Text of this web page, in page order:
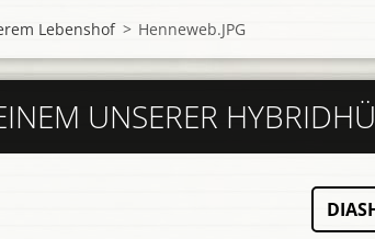
Lebenshof > Henneweb.JPG
UNSERER